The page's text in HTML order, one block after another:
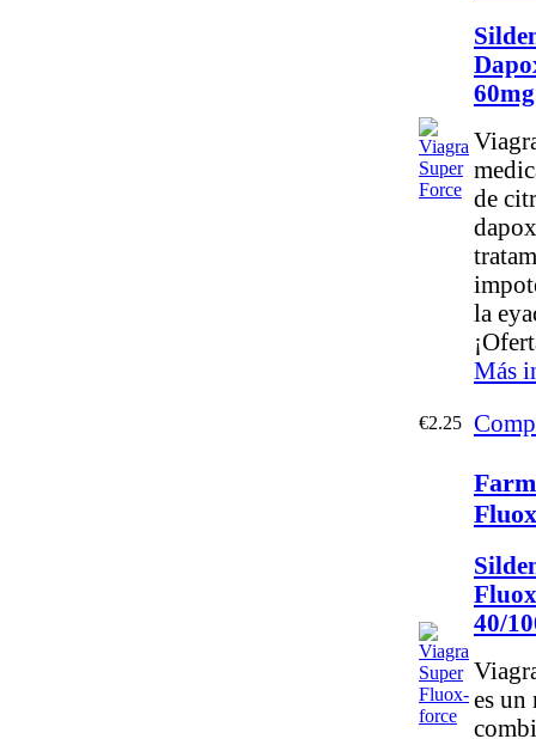
60mg
de
la
Más
€2.25
40/
es un